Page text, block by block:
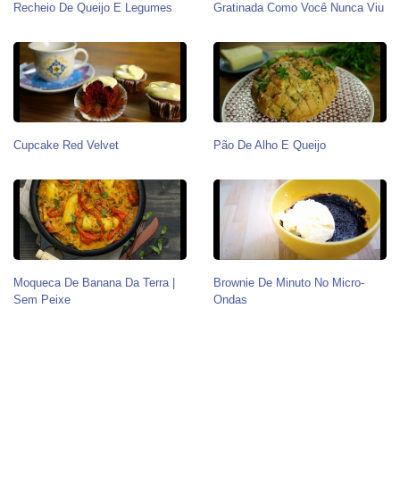
Recheio De Queijo E Legumes
Gratinada Como Você Nunca Viu
Cupcake Red Velvet Pão De Alho E Queijo
Moqueca De Banana Da Terra |
Sem Peixe
Brownie De Minuto No Micro-
Ondas